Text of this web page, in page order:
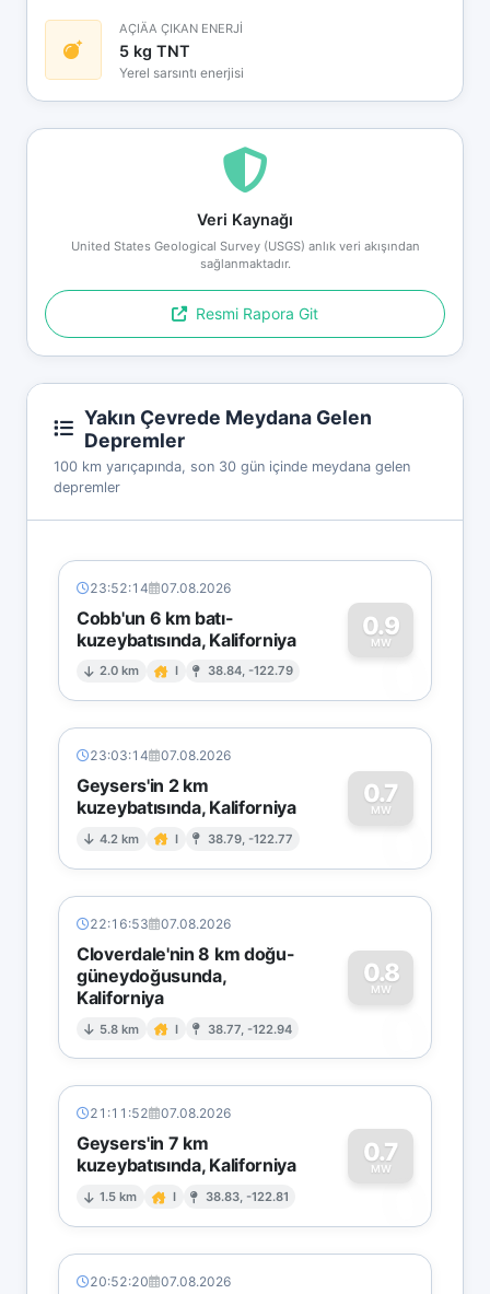
AÇIÄA ÇIKAN ENERJİ
5 kg TNT
Yerel sarsıntı enerjisi
Veri Kaynağı
United States Geological Survey (USGS) anlık veri akışından
sağlanmaktadır.
Resmi Rapora Git
Yakın Çevrede Meydana Gelen
Depremler
100 km yarıçapında, son 30 gün içinde meydana gelen
depremler
23:52:14 07.08.2026
Cobb'un 6 km batı-
kuzeybatısında, Kaliforniya
2.0 km I 38.84, -122.79
0.9
MW
0
23:03:14 07.08.2026
Geysers'in 2 km
kuzeybatısında, Kaliforniya
4.2 km I 38.79, -122.77
0.7
MW
0
22:16:53 07.08.2026
Cloverdale'nin 8 km doğu-
güneydoğusunda,
Kaliforniya
5.8 km I 38.77, -122.94
0.8
MW
0
21:11:52 07.08.2026
Geysers'in 7 km
kuzeybatısında, Kaliforniya
1.5 km I 38.83, -122.81
0.7
MW
0
20:52:20 07.08.2026